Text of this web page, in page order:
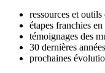
ressources et
étapes franchies
témoignages des
30 dernières
prochaines